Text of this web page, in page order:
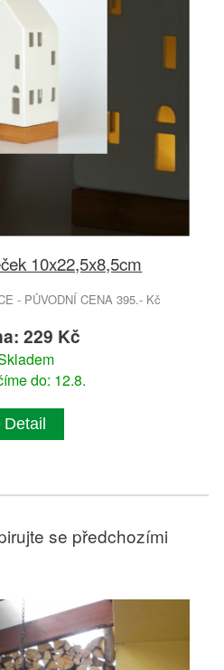
10x22,5x8,5cm
- PŮVODNÍ CENA 395.- Kč
229 Kč
do: 12.8.
Detail
se předchozími